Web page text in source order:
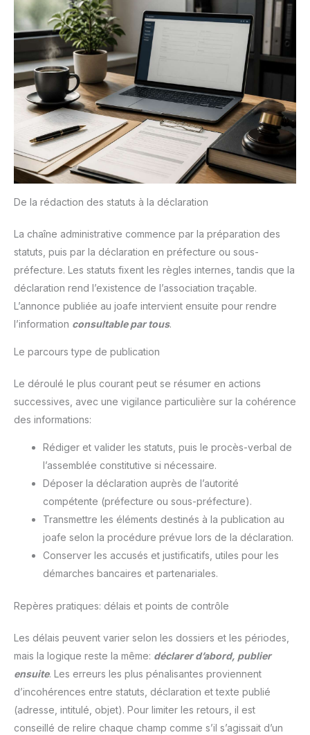
De la rédaction des statuts à la déclaration
La chaîne administrative commence par la préparation des
statuts, puis par la déclaration en préfecture ou sous-
préfecture. Les statuts fixent les règles internes, tandis que la
déclaration rend l’existence de l’association traçable.
L’annonce publiée au joafe intervient ensuite pour rendre
l’information consultable par tous.
Le parcours type de publication
Le déroulé le plus courant peut se résumer en actions
successives, avec une vigilance particulière sur la cohérence
des informations:
Rédiger et valider les statuts, puis le procès-verbal de
l’assemblée constitutive si nécessaire.
Déposer la déclaration auprès de l’autorité
compétente (préfecture ou sous-préfecture).
Transmettre les éléments destinés à la publication au
joafe selon la procédure prévue lors de la déclaration.
Conserver les accusés et justificatifs, utiles pour les
démarches bancaires et partenariales.
Repères pratiques: délais et points de contrôle
Les délais peuvent varier selon les dossiers et les périodes,
mais la logique reste la même: déclarer d’abord, publier
ensuite. Les erreurs les plus pénalisantes proviennent
d’incohérences entre statuts, déclaration et texte publié
(adresse, intitulé, objet). Pour limiter les retours, il est
conseillé de relire chaque champ comme s’il s’agissait d’un